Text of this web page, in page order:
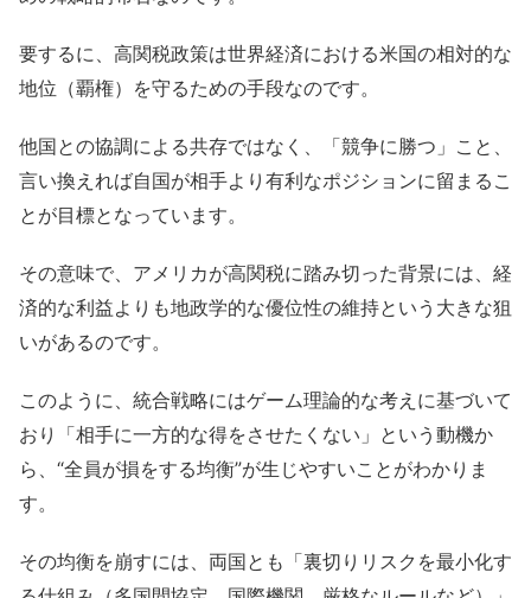
要するに、高関税政策は世界経済における米国の相対的な
地位（覇権）を守るための手段なのです。
他国との協調による共存ではなく、「競争に勝つ」こと、
言い換えれば自国が相手より有利なポジションに留まるこ
とが目標となっています。
その意味で、アメリカが高関税に踏み切った背景には、経
済的な利益よりも地政学的な優位性の維持という大きな狙
いがあるのです。
このように、統合戦略にはゲーム理論的な考えに基づいて
おり「相手に一方的な得をさせたくない」という動機か
ら、“全員が損をする均衡”が生じやすいことがわかりま
す。
その均衡を崩すには、両国とも「裏切りリスクを最小化す